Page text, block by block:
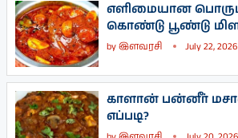
எளிமையான
கொண்டு பூண்டு
byஇளவரசி July 22, 2026
காளான் பன்னீர்
எப்படி?